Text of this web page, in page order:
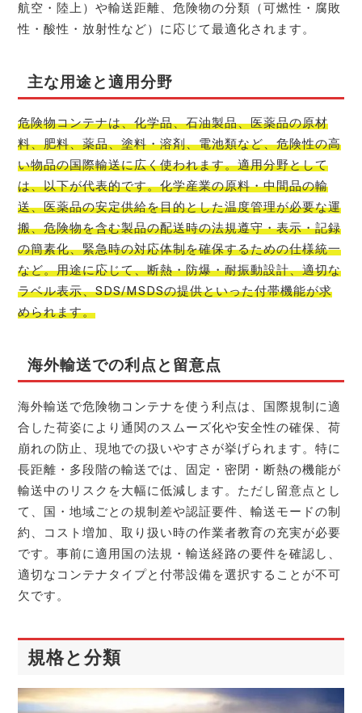
航空・陸上）や輸送距離、危険物の分類（可燃性・腐敗
性・酸性・放射性など）に応じて最適化されます。
主な用途と適用分野
危険物コンテナは、化学品、石油製品、医薬品の原材
料、肥料、薬品、塗料・溶剤、電池類など、危険性の高
い物品の国際輸送に広く使われます。適用分野として
は、以下が代表的です。化学産業の原料・中間品の輸
送、医薬品の安定供給を目的とした温度管理が必要な運
搬、危険物を含む製品の配送時の法規遵守・表示・記録
の簡素化、緊急時の対応体制を確保するための仕様統一
など。用途に応じて、断熱・防爆・耐振動設計、適切な
ラベル表示、SDS/MSDSの提供といった付帯機能が求
められます。
海外輸送での利点と留意点
海外輸送で危険物コンテナを使う利点は、国際規制に適
合した荷姿により通関のスムーズ化や安全性の確保、荷
崩れの防止、現地での扱いやすさが挙げられます。特に
長距離・多段階の輸送では、固定・密閉・断熱の機能が
輸送中のリスクを大幅に低減します。ただし留意点とし
て、国・地域ごとの規制差や認証要件、輸送モードの制
約、コスト増加、取り扱い時の作業者教育の充実が必要
です。事前に適用国の法規・輸送経路の要件を確認し、
適切なコンテナタイプと付帯設備を選択することが不可
欠です。
規格と分類